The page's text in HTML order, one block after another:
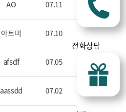
전화상담
AO 07.11
아트미 07.10
afsdf 07.05
aassdd 07.02